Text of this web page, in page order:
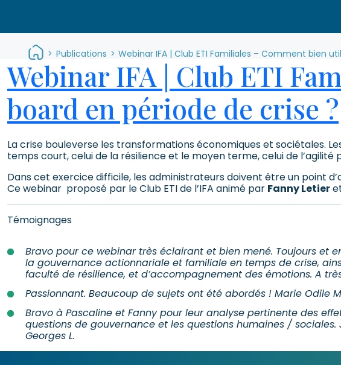
> Publications > Webinar IFA | Club ETI Familiales – Comment bien
Webinar IFA | Club ETI
board en période de crise ?
La crise bouleverse les transformations économiques et sociétales.
temps court, celui de la résilience et le moyen terme, celui de
Dans cet exercice difficile, les administrateurs doivent être un point
Ce webinar proposé par le Club ETI de l’IFA animé par Fanny Letier
Témoignages
Bravo pour ce webinar très éclairant et bien mené. Toujours et
la gouvernance actionnariale et familiale en temps de crise,
faculté de résilience, et d’accompagnement des émotions. A
Passionnant. Beaucoup de sujets ont été abordés ! Marie Odile
Bravo à Pascaline et Fanny pour leur analyse pertinente des
questions de gouvernance et les questions humaines /
Georges L.